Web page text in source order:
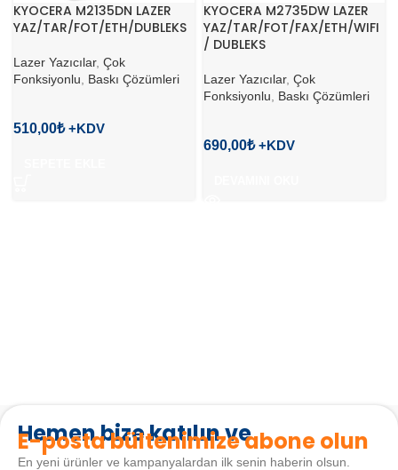
KYOCERA M2135DN LAZER
YAZ/TAR/FOT/ETH/DUBLEKS
Lazer Yazıcılar, Çok
Fonksiyonlu
Baskı Çözümleri
510,00₺
KYOCERA M2735DW LAZER
YAZ/TAR/FOT/FAX/ETH/WIFI
/ DUBLEKS
Lazer Yazıcılar, Çok
Fonksiyonlu
Baskı Çözümleri
690,00₺
Hemen bize katılın ve
E-posta bültenimize abone olun
En yeni ürünler ve kampanyalardan ilk senin haberin olsun.